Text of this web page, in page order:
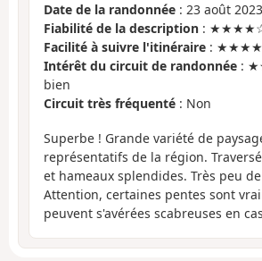
Date de la randonnée : 23 août 2023
Fiabilité de la description :
Facilité à suivre l'itinéraire :
Intérêt du circuit de randonnée :
bien
Circuit très fréquenté : Non
Superbe ! Grande variété de
représentatifs de la région.
et hameaux splendides. Très peu
Attention, certaines pentes sont
peuvent s'avérées scabreuses en